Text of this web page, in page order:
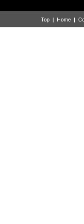
Top | Home |